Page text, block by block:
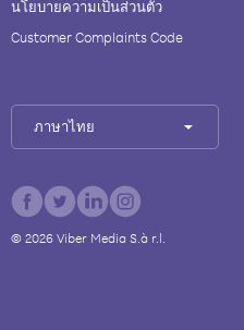
นโยบายความเป็นส่วนตัว
Customer Complaints Code
ภาษาไทย
© 2026Viber Media S.à r.l.